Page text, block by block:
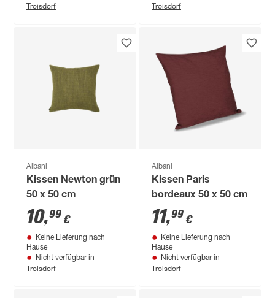
Troisdorf Troisdorf
Albani
Kissen Newton grün
50 x 50 cm
10,99 €
Keine Lieferung nach
Hause
Nicht verfügbar in
Troisdorf
Albani
Kissen Paris
bordeaux 50 x 50 cm
11,99 €
Keine Lieferung nach
Hause
Nicht verfügbar in
Troisdorf